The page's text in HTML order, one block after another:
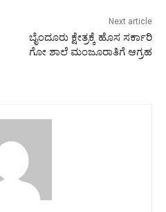
Next article
ಬೈಂದೂರು ಕ್ಷೇತ್ರಕ್ಕೆ ಹೊಸ ಸರ್ಕಾರಿ
ಗೋ ಶಾಲೆ ಮಂಜೂರಾತಿಗೆ ಆಗ್ರಹ